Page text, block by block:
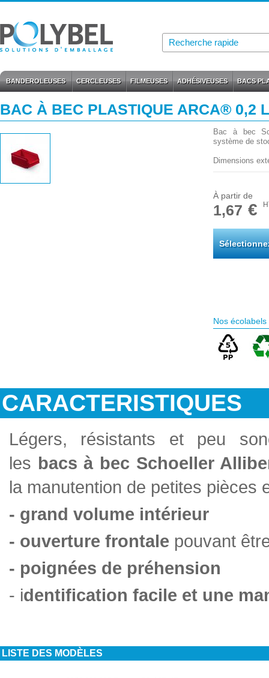
BANDEROLEUSES CERCLEUSES FILMEUSES ADHÉSIVEUSES BACS
BAC À BEC PLASTIQUE ARCA® 0,2
Bac à bec
système de
Dimensions
À partir de
1,67 €
Nos écolabels
CARACTERISTIQUES
Légers, résistants et peu
les bacs à bec Schoeller
la manutention de petites pièces
- grand volume intérieur
- ouverture frontale pouvant
- poignées de préhension
- identification facile et une
LISTE DES MODÈLES